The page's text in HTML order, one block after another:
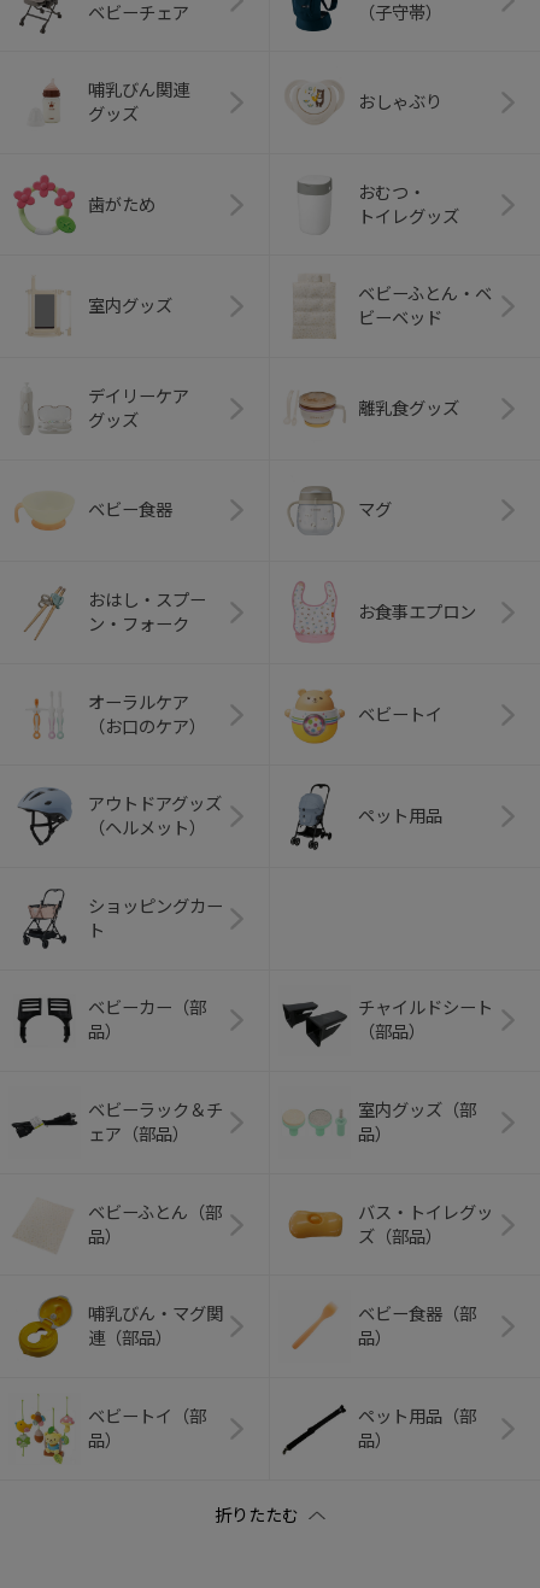
ベビーチェア
（子守帯）
哺乳びん関連
グッズ
おしゃぶり
歯がため
おむつ・
トイレグッズ
室内グッズ
ベビーふとん・ベ
ビーベッド
デイリーケア
グッズ
離乳食グッズ
ベビー食器 マグ
おはし・スプー
ン・フォーク
お食事エプロン
オーラルケア
（お口のケア）
ベビートイ
アウトドアグッズ
（ヘルメット）
ペット用品
ショッピングカー
ト
ベビーカー（部
品）
チャイルドシート
（部品）
ベビーラック＆チ
ェア（部品）
室内グッズ（部
品）
ベビーふとん（部
品）
バス・トイレグッ
ズ（部品）
哺乳びん・マグ関
連（部品）
ベビー食器（部
品）
ベビートイ（部
品）
ペット用品（部
品）